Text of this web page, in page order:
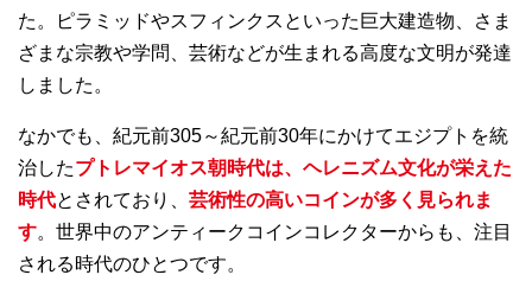
た。ピラミッドやスフィンクスといった巨大建造物、さま
ざまな宗教や学問、芸術などが生まれる高度な文明が発達
しました。
なかでも、紀元前305～紀元前30年にかけてエジプトを統
治したプトレマイオス朝時代は、ヘレニズム文化が栄えた
時代とされており、 芸術性の高いコインが多く見られま
す。世界中のアンティークコインコレクターからも、注目
される時代のひとつです。